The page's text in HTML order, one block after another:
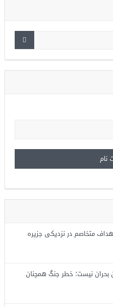
متخاصم در نزدیکی جزیره
بحران نیست؛ خطر جنگ همچنان